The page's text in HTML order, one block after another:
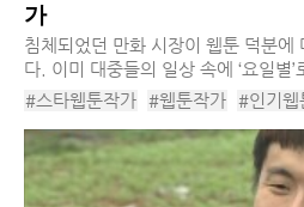
가
침체되었던 만화 시장이 웹툰 덕분에
다. 이미 대중들의 일상 속에 ‘요일별
이 스며든 것은 물론이고, 웹툰을 원
#스타웹툰작가 #웹툰작가 #인기웹
#만화가 #인기만화가 #만화가수입